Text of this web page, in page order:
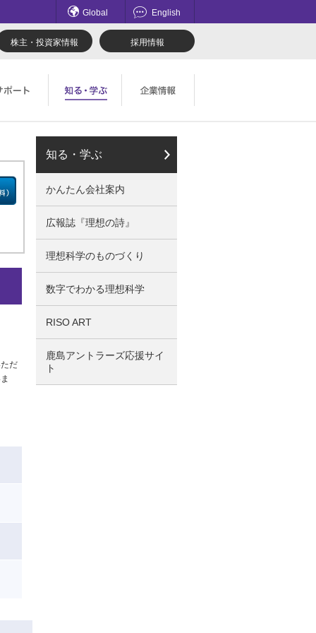
Global English
株主・投資家情報 採用情報
ード
のお問い合わせ一覧
理想科学のものづくり
マネジメント
だ
知る・学ぶ
かんたん会社案内
広報誌『理想の詩』
理想科学のものづくり
数字でわかる理想科学
RISO ART
鹿島アントラーズ応援サイ
ト